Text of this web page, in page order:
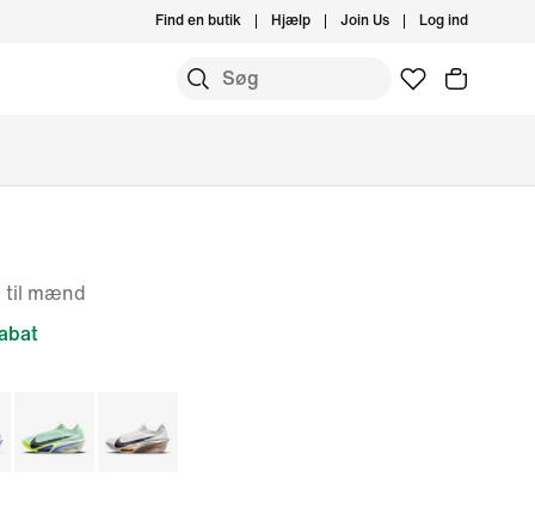
Find en butik Hjælp Join Us Log ind
til mænd